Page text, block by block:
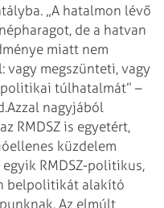
„A hatalmon lévő
de a hatvan
miatt nem
vagy megszünteti, vagy
túlhatalmát” –
Azzal nagyjából
RMDSZ is egyetért,
küzdelem
RMDSZ-politikus,
belpolitikát alakító
Az elmúlt